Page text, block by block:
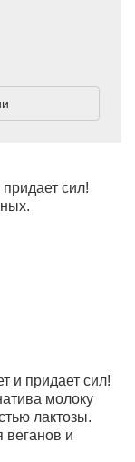
сил!
и придает сил!
молоку
лактозы.
веганов и